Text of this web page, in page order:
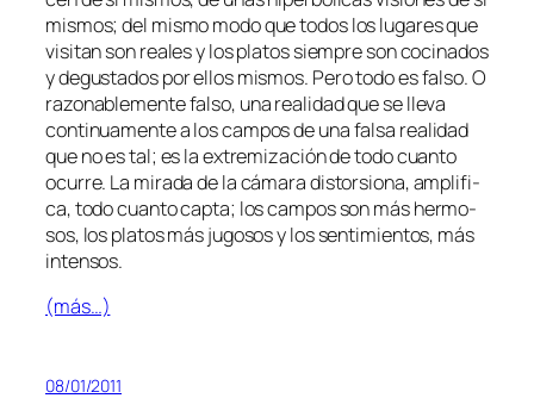
mis­mos; del mis­mo mo­do que to­dos los lu­ga­res que
vi­si­tan son reales y los pla­tos siem­pre son co­ci­na­dos
y de­gus­ta­dos por ellos mis­mos. Pero to­do es fal­so. O
ra­zo­na­ble­men­te fal­so, una reali­dad que se lle­va
con­ti­nua­men­te a los cam­pos de una fal­sa reali­dad
que no es tal; es la ex­tre­mi­za­ción de to­do cuan­to
ocu­rre. La mi­ra­da de la cá­ma­ra dis­tor­sio­na, am­pli­fi­
ca, to­do cuan­to cap­ta; los cam­pos son más her­mo­
sos, los pla­tos más ju­go­sos y los sen­ti­mien­tos, más
intensos.
(más…)
08/01/2011